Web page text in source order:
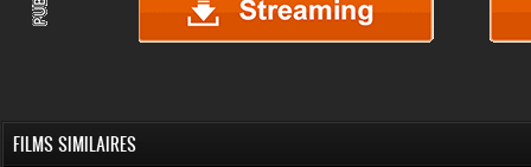
FILMS SIMILAIRES